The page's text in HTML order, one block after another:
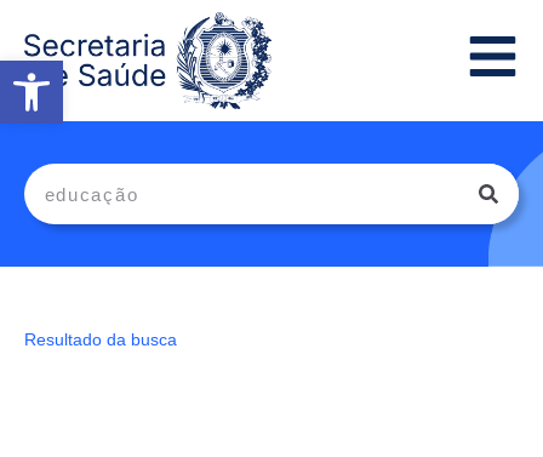
Abrir a barra de ferramentas
Resultado da busca